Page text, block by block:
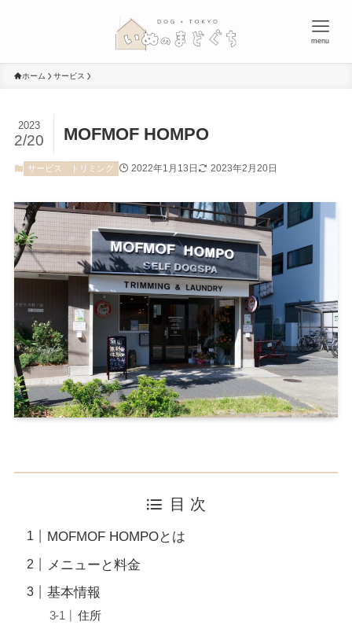
menu
ホーム サービス
MOFMOF HOMPO
2023
2/20
サービス トリミング 2022年1月13日 2023年2月20日
目 次
MOFMOF HOMPOとは
メニューと料金
基本情報
住所